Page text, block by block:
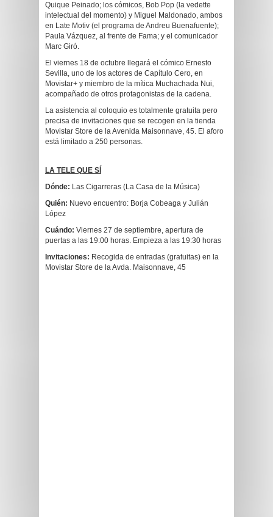
Quique Peinado; los cómicos, Bob Pop (la vedette
intelectual del momento) y Miguel Maldonado, ambos
en Late Motiv (el programa de Andreu Buenafuente);
Paula Vázquez, al frente de Fama; y el comunicador
Marc Giró.
El viernes 18 de octubre llegará el cómico Ernesto
Sevilla, uno de los actores de Capítulo Cero, en
Movistar+ y miembro de la mítica Muchachada Nui,
acompañado de otros protagonistas de la cadena.
La asistencia al coloquio es totalmente gratuita pero
precisa de invitaciones que se recogen en la tienda
Movistar Store de la Avenida Maisonnave, 45. El aforo
está limitado a 250 personas.
LA TELE QUE SÍ
Dónde: Las Cigarreras (La Casa de la Música)
Quién: Nuevo encuentro: Borja Cobeaga y Julián
López
Cuándo: Viernes 27 de septiembre, apertura de
puertas a las 19:00 horas. Empieza a las 19:30 horas
Invitaciones: Recogida de entradas (gratuitas) en la
Movistar Store de la Avda. Maisonnave, 45